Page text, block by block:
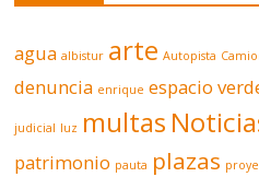
agua albistur arte Autopista
denuncia enrique espacio
judicial luz multas
patrimonio pauta plazas